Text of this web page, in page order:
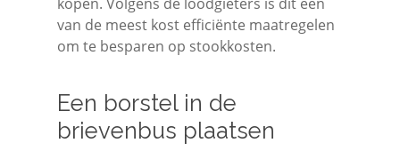
van de meest kost efficiënte maatregelen
om te besparen op stookkosten.
Een borstel in de
brievenbus plaatsen